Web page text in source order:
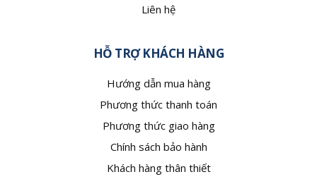
Liên hệ
HỖ TRỢ KHÁCH HÀNG
Hướng dẫn mua hàng
Phương thức thanh toán
Phương thức giao hàng
Chính sách bảo hành
Khách hàng thân thiết